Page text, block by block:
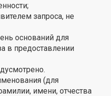
запроса, не
оснований для
в предоставлении
(для
имени, отчества